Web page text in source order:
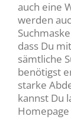
auch eine
werden
dass Du
sämtliche
benötigst
starke
kannst Du